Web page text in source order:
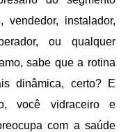
vendedor, instalador,
ou qualquer
sabe que a rotina
dinâmica, certo? E
você vidraceiro e
com a saúde